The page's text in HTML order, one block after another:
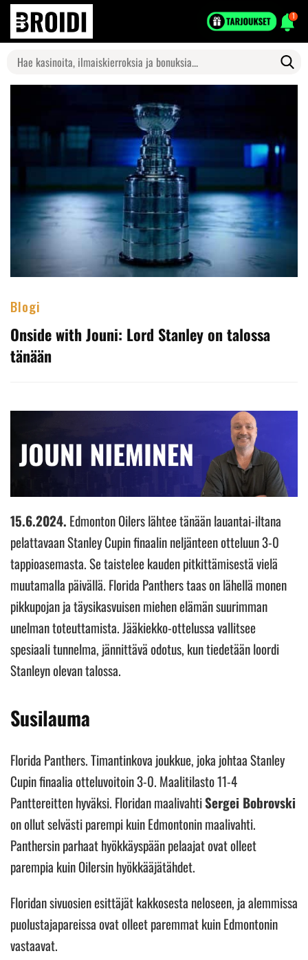
1
Search
for:
Blogi
Onside with Jouni: Lord Stanley on talossa
tänään
15.6.2024. Edmonton Oilers lähtee tänään lauantai-iltana
pelattavaan Stanley Cupin finaalin neljänteen otteluun 3-0
tappioasemasta. Se taistelee kauden pitkittämisestä vielä
muutamalla päivällä. Florida Panthers taas on lähellä monen
pikkupojan ja täysikasvuisen miehen elämän suurimman
unelman toteuttamista. Jääkiekko-ottelussa vallitsee
spesiaali tunnelma, jännittävä odotus, kun tiedetään loordi
Stanleyn olevan talossa.
Susilauma
Florida Panthers. Timantinkova joukkue, joka johtaa Stanley
Cupin finaalia otteluvoitoin 3-0. Maalitilasto 11-4
Panttereitten hyväksi. Floridan maalivahtiSergei Bobrovski
on ollut selvästi parempi kuin Edmontonin maalivahti.
Panthersin parhaat hyökkäyspään pelaajat ovat olleet
parempia kuin Oilersin hyökkääjätähdet.
Floridan sivuosien esittäjät kakkosesta neloseen, ja alemmissa
puolustajapareissa ovat olleet paremmat kuin Edmontonin
vastaavat.